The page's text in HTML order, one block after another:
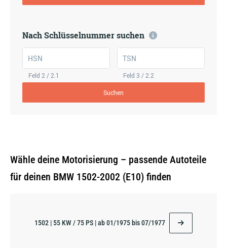
Nach Schlüsselnummer suchen
HSN
Feld 2 / 2.1
TSN
Feld 3 / 2.2
Suchen
Wähle deine Motorisierung – passende Autoteile
für deinen BMW 1502-2002 (E10) finden
1502 | 55 KW / 75 PS | ab 01/1975 bis 07/1977